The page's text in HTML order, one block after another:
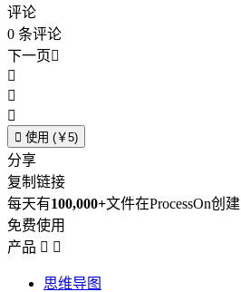
评论
0 条评论
下一页



 使用 (￥5)
分享
复制链接
每天有100,000+文件在ProcessOn创建
免费使用
产品  
思维导图